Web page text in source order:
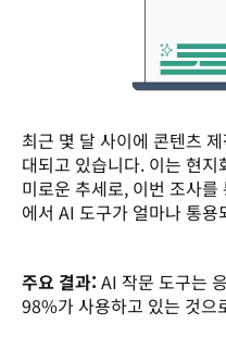
최근 몇 달 사이에 콘텐츠
대되고 있습니다. 이는 현
미로운 추세로, 이번 조사
에서 AI 도구가 얼마나 통
주요 결과: AI 작문 도구는
98%가 사용하고 있는 것으